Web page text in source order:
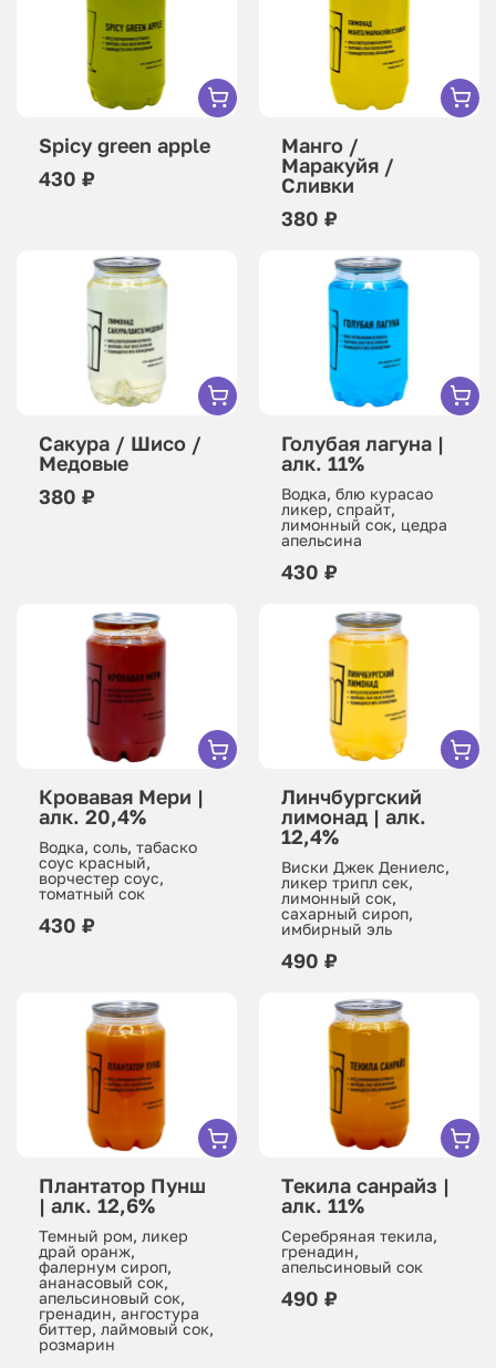
Spicy green apple
430 ₽
Манго /
Маракуйя /
Сливки
380 ₽
Сакура / Шисо /
Медовые
380 ₽
Голубая лагуна |
алк. 11%
Водка, блю курасао
ликер, спрайт,
лимонный сок, цедра
апельсина
430 ₽
Кровавая Мери |
алк. 20,4%
Водка, соль, табаско
соус красный,
ворчестер соус,
томатный сок
430 ₽
Линчбургский
лимонад | алк.
12,4%
Виски Джек Дениелс,
ликер трипл сек,
лимонный сок,
сахарный сироп,
имбирный эль
490 ₽
Плантатор Пунш
| алк. 12,6%
Темный ром, ликер
драй оранж,
фалернум сироп,
ананасовый сок,
апельсиновый сок,
гренадин, ангостура
биттер, лаймовый сок,
розмарин
Текила санрайз |
алк. 11%
Серебряная текила,
гренадин,
апельсиновый сок
490 ₽